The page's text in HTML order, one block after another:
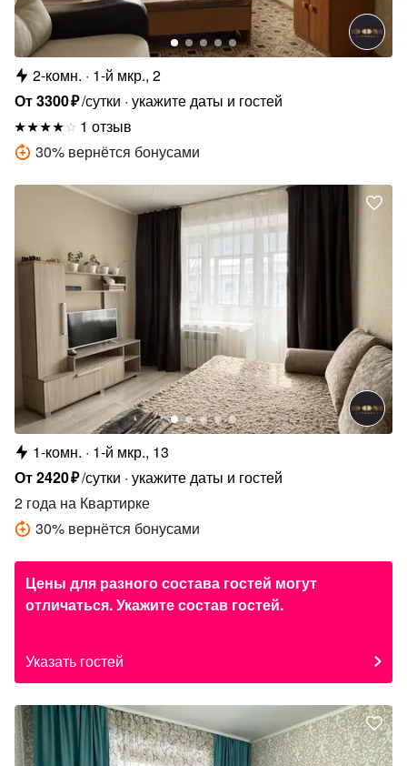
2-комн.
1-й мкр., 2
От3300₽/сутки укажите даты и гостей
1 отзыв
30% вернётся бонусами
1-комн.
1-й мкр., 13
От2420₽/сутки укажите даты и гостей
2 года на Квартирке
30% вернётся бонусами
Цены для разного состава гостей могут
отличаться. Укажите состав гостей.
Указать гостей